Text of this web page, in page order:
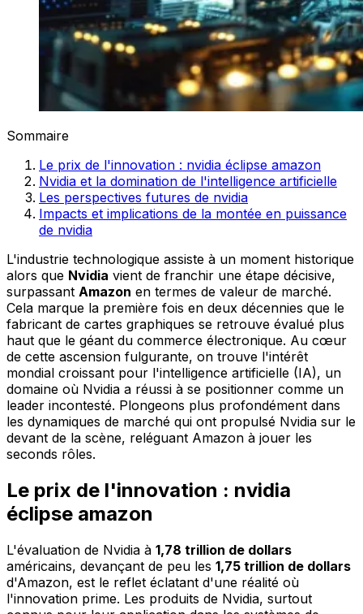
Sommaire
Le prix de l'innovation : nvidia éclipse amazon
Nvidia et la domination de l'intelligence artificielle
Les perspectives futures de nvidia
Impacts et implications de la montée en puissance
de nvidia
L'industrie technologique assiste à un moment historique
alors que Nvidia vient de franchir une étape décisive,
surpassant Amazon en termes de valeur de marché.
Cela marque la première fois en deux décennies que le
fabricant de cartes graphiques se retrouve évalué plus
haut que le géant du commerce électronique. Au cœur
de cette ascension fulgurante, on trouve l'intérêt
mondial croissant pour l'intelligence artificielle (IA), un
domaine où Nvidia a réussi à se positionner comme un
leader incontesté. Plongeons plus profondément dans
les dynamiques de marché qui ont propulsé Nvidia sur le
devant de la scène, reléguant Amazon à jouer les
seconds rôles.
Le prix de l'innovation : nvidia
éclipse amazon
L'évaluation de Nvidia à 1,78 trillion de dollars
américains, devançant de peu les 1,75 trillion de dollars
d'Amazon, est le reflet éclatant d'une réalité où
l'innovation prime. Les produits de Nvidia, surtout